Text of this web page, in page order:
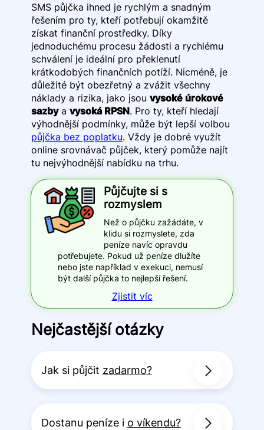
SMS půjčka ihned je rychlým a snadným
řešením pro ty, kteří potřebují okamžitě
získat finanční prostředky. Díky
jednoduchému procesu žádosti a rychlému
schválení je ideální pro překlenutí
krátkodobých finančních potíží. Nicméně, je
důležité být obezřetný a zvážit všechny
náklady a rizika, jako jsou vysoké úrokové
sazbya vysoká RPSN. Pro ty, kteří hledají
výhodnější podmínky, může být lepší volbou
půjčka bez poplatku. Vždy je dobré využít
online srovnávač půjček, který pomůže najít
tu nejvýhodnější nabídku na trhu.
Půjčujte si s
rozmyslem
Než o půjčku zažádáte, v
klidu si rozmyslete, zda
peníze navíc opravdu
potřebujete. Pokud už peníze dlužíte
nebo jste například v exekuci, nemusí
být další půjčka to nejlepší řešení.
Zjistit víc
Nejčastější otázky
Jak si půjčit zadarmo?
Dostanu peníze i o víkendu?